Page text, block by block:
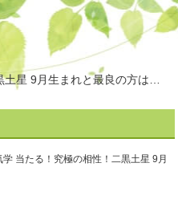
星 9月生まれと最良の方は…
学 当たる！究極の相性！二黒土星 9月